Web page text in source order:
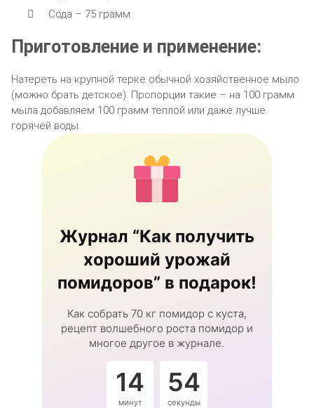
Сода – 75 грамм
Приготовление и применение:
Натереть на крупной терке обычной хозяйственное мыло
(можно брать детское). Пропорции такие – на 100 грамм
мыла добавляем 100 грамм теплой или даже лучше
горячей воды.
Журнал “Как получить
хороший урожай
помидоров” в подарок!
Как собрать 70 кг помидор с куста,
рецепт волшебного роста помидор и
многое другое в журнале.
14
минут
54
секунды